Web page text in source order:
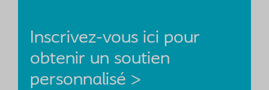
Inscrivez-vous ici pour
obtenir un soutien
personnalisé >